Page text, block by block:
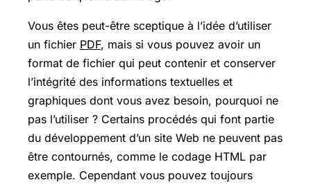
Vous êtes peut-être sceptique à l’idée d’utiliser
un fichier PDF, mais si vous pouvez avoir un
format de fichier qui peut contenir et conserver
l’intégrité des informations textuelles et
graphiques dont vous avez besoin, pourquoi ne
pas l’utiliser ? Certains procédés qui font partie
du développement d’un site Web ne peuvent pas
être contournés, comme le codage HTML par
exemple. Cependant vous pouvez toujours